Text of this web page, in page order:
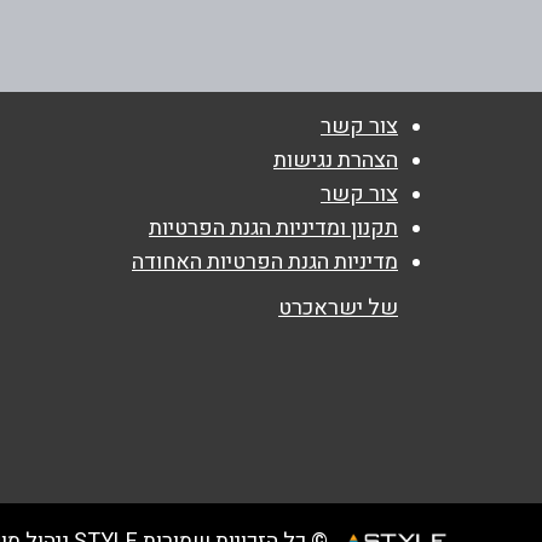
צור קשר
הצהרת נגישות
צור קשר
תקנון ומדיניות הגנת הפרטיות
מדיניות הגנת הפרטיות האחודה
של ישראכרט